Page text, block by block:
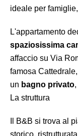
ideale per
L'appartamento
spaziosissima
affaccio su Via
famosa
un bagno privato
La struttura
Il B&B si trova al
storico,